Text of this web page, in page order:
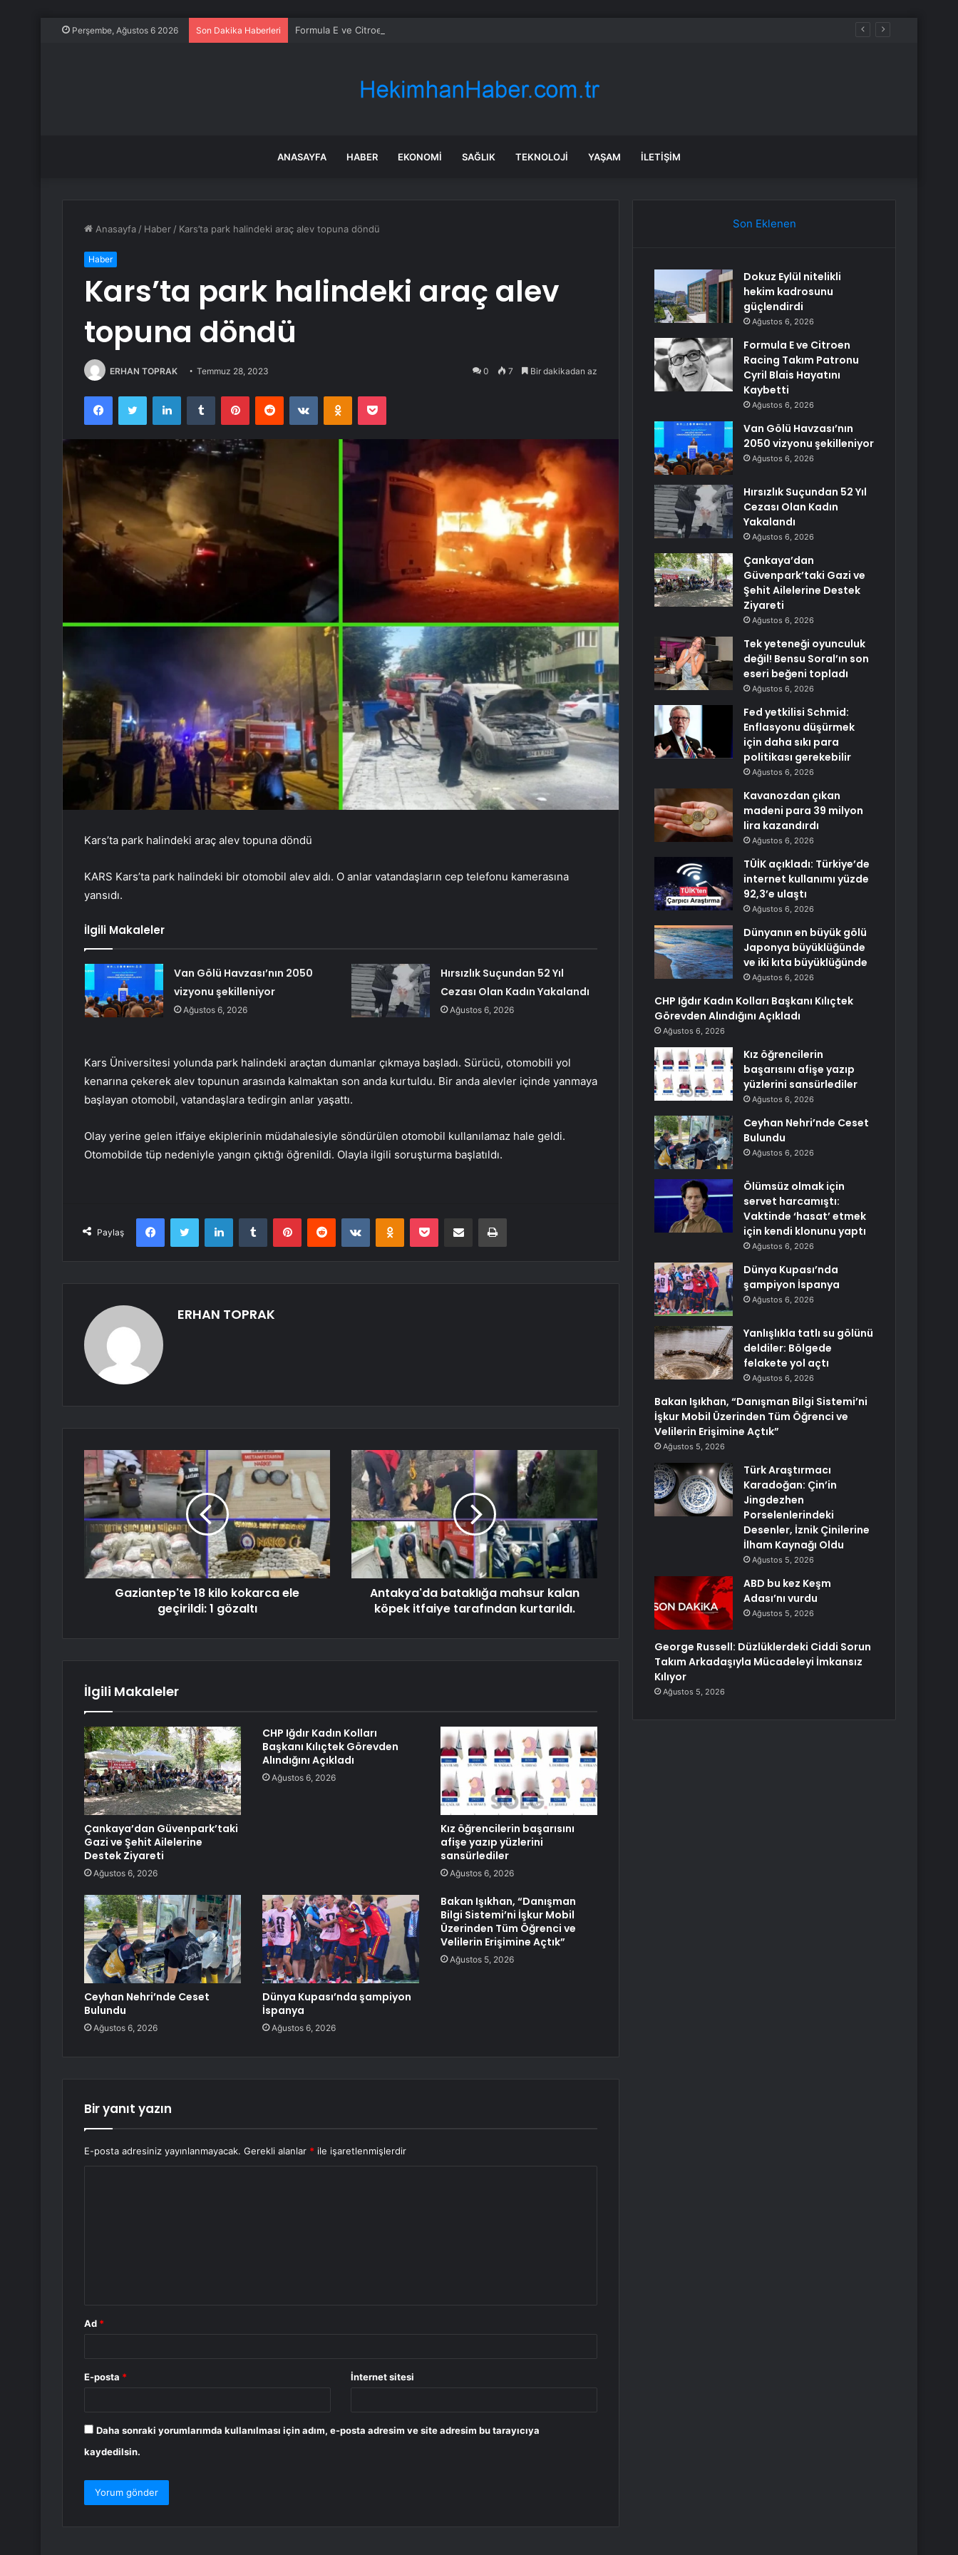
Perşembe, Ağustos 6 2026 Son Dakika Haberleri Formula E ve Citroen Racing Takım Patronu Cyril Blais Hayatını Kaybetti
ANASAYFA HABER EKONOMI SAĞLIK TEKNOLOJI YAŞAM İLETIŞIM
Anasayfa / Haber / Kars’ta park halindeki araç alev topuna döndü
Haber
Kars’ta park halindeki araç alev
topuna döndü
ERHAN TOPRAK Temmuz 28, 2023 0 7 Bir dakikadan az
FacebookTwitter LinkedInTumblr PinterestReddit VKontakteOdnoklassniki
Pocket
Kars’ta park halindeki araç alev topuna döndü
KARS Kars’ta park halindeki bir otomobil alev aldı. O anlar vatandaşların cep telefonu kamerasına
yansıdı.
İlgili Makaleler
Van Gölü Havzası’nın 2050
vizyonu şekilleniyor
Ağustos 6, 2026
Hırsızlık Suçundan 52 Yıl
Cezası Olan Kadın Yakalandı
Ağustos 6, 2026
Kars Üniversitesi yolunda park halindeki araçtan dumanlar çıkmaya başladı. Sürücü, otomobili yol
kenarına çekerek alev topunun arasında kalmaktan son anda kurtuldu. Bir anda alevler içinde yanmaya
başlayan otomobil, vatandaşlara tedirgin anlar yaşattı.
Olay yerine gelen itfaiye ekiplerinin müdahalesiyle söndürülen otomobil kullanılamaz hale geldi.
Otomobilde tüp nedeniyle yangın çıktığı öğrenildi. Olayla ilgili soruşturma başlatıldı.
Paylaş
FacebookTwitter LinkedInTumblr PinterestReddit VKontakteOdnoklassniki
Pocket E-Posta ile paylaş Yazdır
ERHAN TOPRAK
Gaziantep'te 18 kilo kokarca ele
geçirildi: 1 gözaltı
Antakya'da bataklığa mahsur kalan
köpek itfaiye tarafından kurtarıldı.
İlgili Makaleler
Çankaya’dan Güvenpark’taki
Gazi ve Şehit Ailelerine
Destek Ziyareti
Ağustos 6, 2026
CHP Iğdır Kadın Kolları
Başkanı Kılıçtek Görevden
Alındığını Açıkladı
Ağustos 6, 2026
Kız öğrencilerin başarısını
afişe yazıp yüzlerini
sansürlediler
Ağustos 6, 2026
Ceyhan Nehri’nde Ceset
Bulundu
Ağustos 6, 2026
Dünya Kupası’nda şampiyon
İspanya
Ağustos 6, 2026
Bakan Işıkhan, “Danışman
Bilgi Sistemi’ni İşkur Mobil
Üzerinden Tüm Öğrenci ve
Velilerin Erişimine Açtık”
Ağustos 5, 2026
Bir yanıt yazın
E-posta adresiniz yayınlanmayacak. Gerekli alanlar * ile işaretlenmişlerdir
Ad *
E-posta * İnternet sitesi
Daha sonraki yorumlarımda kullanılması için adım, e-posta adresim ve site adresim bu tarayıcıya
kaydedilsin.
Son Eklenen
Dokuz Eylül nitelikli
hekim kadrosunu
güçlendirdi
Ağustos 6, 2026
Formula E ve Citroen
Racing Takım Patronu
Cyril Blais Hayatını
Kaybetti
Ağustos 6, 2026
Van Gölü Havzası’nın
2050 vizyonu şekilleniyor
Ağustos 6, 2026
Hırsızlık Suçundan 52 Yıl
Cezası Olan Kadın
Yakalandı
Ağustos 6, 2026
Çankaya’dan
Güvenpark’taki Gazi ve
Şehit Ailelerine Destek
Ziyareti
Ağustos 6, 2026
Tek yeteneği oyunculuk
değil! Bensu Soral’ın son
eseri beğeni topladı
Ağustos 6, 2026
Fed yetkilisi Schmid:
Enflasyonu düşürmek
için daha sıkı para
politikası gerekebilir
Ağustos 6, 2026
Kavanozdan çıkan
madeni para 39 milyon
lira kazandırdı
Ağustos 6, 2026
TÜİK açıkladı: Türkiye’de
internet kullanımı yüzde
92,3’e ulaştı
Ağustos 6, 2026
Dünyanın en büyük gölü
Japonya büyüklüğünde
ve iki kıta büyüklüğünde
Ağustos 6, 2026
CHP Iğdır Kadın Kolları Başkanı Kılıçtek
Görevden Alındığını Açıkladı
Ağustos 6, 2026
Kız öğrencilerin
başarısını afişe yazıp
yüzlerini sansürlediler
Ağustos 6, 2026
Ceyhan Nehri’nde Ceset
Bulundu
Ağustos 6, 2026
Ölümsüz olmak için
servet harcamıştı:
Vaktinde ‘hasat’ etmek
için kendi klonunu yaptı
Ağustos 6, 2026
Dünya Kupası’nda
şampiyon İspanya
Ağustos 6, 2026
Yanlışlıkla tatlı su gölünü
deldiler: Bölgede
felakete yol açtı
Ağustos 6, 2026
Bakan Işıkhan, “Danışman Bilgi Sistemi’ni
İşkur Mobil Üzerinden Tüm Öğrenci ve
Velilerin Erişimine Açtık”
Ağustos 5, 2026
Türk Araştırmacı
Karadoğan: Çin’in
Jingdezhen
Porselenlerindeki
Desenler, İznik Çinilerine
İlham Kaynağı Oldu
Ağustos 5, 2026
ABD bu kez Keşm
Adası’nı vurdu
Ağustos 5, 2026
George Russell: Düzlüklerdeki Ciddi Sorun
Takım Arkadaşıyla Mücadeleyi İmkansız
Kılıyor
Ağustos 5, 2026